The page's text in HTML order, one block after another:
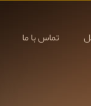
تماس با ما